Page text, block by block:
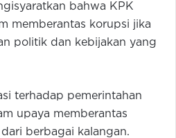
bahwa KPK
memberantas korupsi jika
politik dan kebijakan yang
terhadap pemerintahan
upaya memberantas
berbagai kalangan.